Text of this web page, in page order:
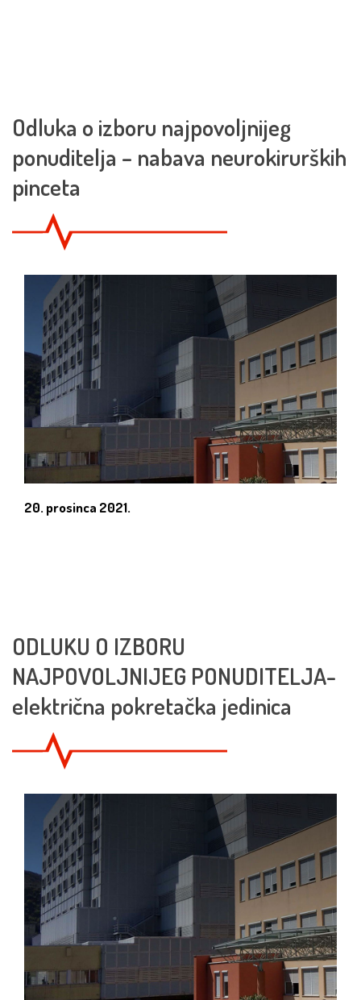
Odluka o izboru najpovoljnijeg
ponuditelja – nabava neurokirurških
pinceta
20. prosinca 2021.
ODLUKU O IZBORU
NAJPOVOLJNIJEG PONUDITELJA-
električna pokretačka jedinica